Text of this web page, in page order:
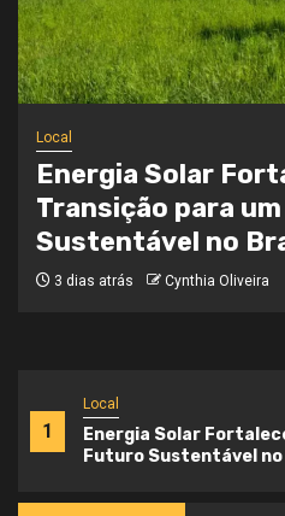
1
Local
Energia Solar
Futuro Sustentável no
Local
Onde a
Caminho
3 semanas atrás Cynthia